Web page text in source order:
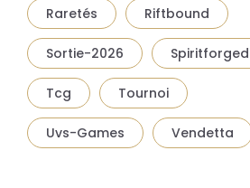
Raretés Riftbound
Sortie-2026 Spiritforged
Tcg Tournoi
Uvs-Games Vendetta